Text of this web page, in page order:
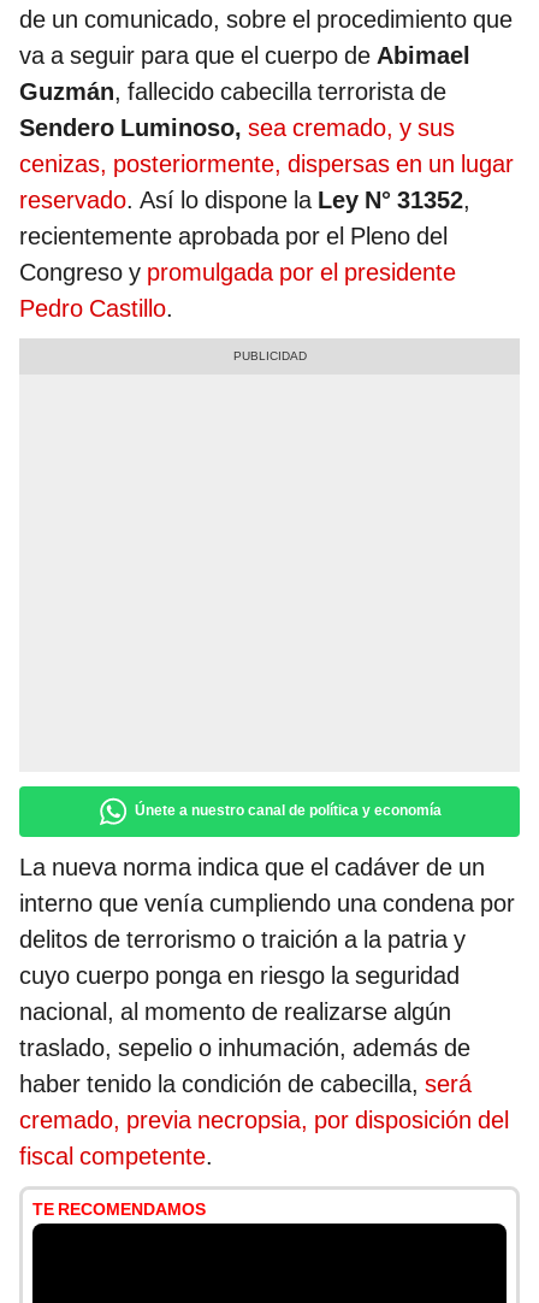
de un comunicado, sobre el procedimiento que
va a seguir para que el cuerpo de Abimael
Guzmán, fallecido cabecilla terrorista de
Sendero Luminoso, sea cremado, y sus
cenizas, posteriormente, dispersas en un lugar
reservado. Así lo dispone la Ley N° 31352,
recientemente aprobada por el Pleno del
Congreso y promulgada por el presidente
Pedro Castillo.
Únete a nuestro canal de política y economía
La nueva norma indica que el cadáver de un
interno que venía cumpliendo una condena por
delitos de terrorismo o traición a la patria y
cuyo cuerpo ponga en riesgo la seguridad
nacional, al momento de realizarse algún
traslado, sepelio o inhumación, además de
haber tenido la condición de cabecilla, será
cremado, previa necropsia, por disposición del
fiscal competente.
TE RECOMENDAMOS